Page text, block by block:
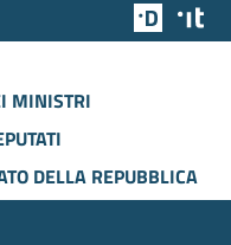
Team
MINISTRI
DELLA REPUBBLICA